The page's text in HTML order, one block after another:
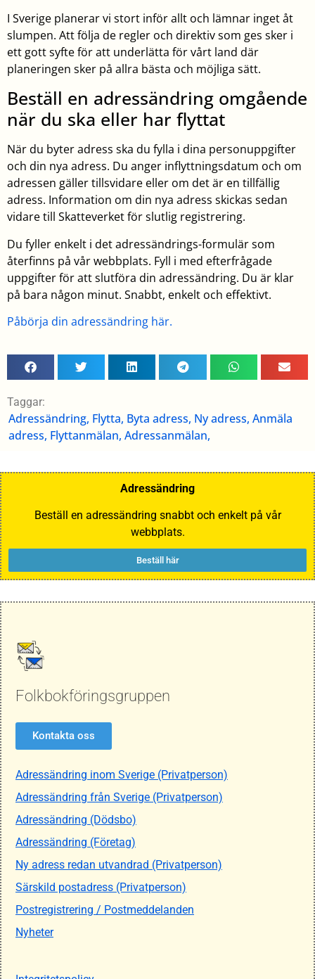
I Sverige planerar vi stort inför allt och lämnar inget åt
slumpen. Att följa de regler och direktiv som ges sker i
ett gott syfte för att underlätta för vårt land där
planeringen sker på allra bästa och möjliga sätt.
Beställ en adressändring omgående
när du ska eller har flyttat
När du byter adress ska du fylla i dina personuppgifter
och din nya adress. Du anger inflyttningsdatum och om
adressen gäller tillsvidare eller om det är en tillfällig
adress. Information om din nya adress skickas sedan
vidare till Skatteverket för slutlig registrering.
Du fyller enkelt i det adressändrings-formulär som
återfinns på vår webbplats. Fyll i med efterfrågade
uppgifter för att slutföra din adressändring. Du är klar
på bara någon minut. Snabbt, enkelt och effektivt.
Påbörja din adressändring här.
Taggar:
Adressändring, Flytta, Byta adress, Ny adress, Anmäla
adress, Flyttanmälan, Adressanmälan,
Adressändring
Beställ en adressändring snabbt och enkelt på vår
webbplats.
Beställ här
Folkbokföringsgruppen
Kontakta oss
Adressändring inom Sverige (Privatperson)
Adressändring från Sverige (Privatperson)
Adressändring (Dödsbo)
Adressändring (Företag)
Ny adress redan utvandrad (Privatperson)
Särskild postadress (Privatperson)
Postregistrering / Postmeddelanden
Nyheter